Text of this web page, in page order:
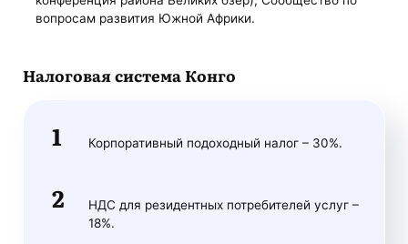
вопросам развития Южной Африки.
Налоговая система Конго
Корпоративный подоходный налог – 30%.
НДС для резидентных потребителей услуг –
18%.